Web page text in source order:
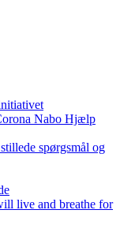
Nabo Hjælp
spørgsmål og
live and breathe for